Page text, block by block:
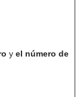
y el número de